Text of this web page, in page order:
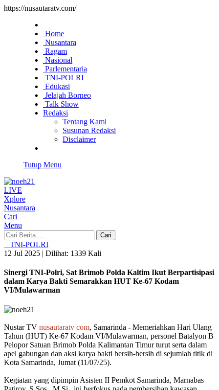
https://nusautaratv.com/
Home
Nusantara
Ragam
Nasional
Parlementaria
TNI-POLRI
Edukasi
Jelajah Borneo
Talk Show
Redaksi
Tentang Kami
Susunan Redaksi
Disclaimer
Tutup Menu
LIVE
Xplore
Nusantara
Cari
Menu
Cari
TNI-POLRI
12 Jul 2025 | Dilihat: 1339 Kali
Sinergi TNI-Polri, Sat Brimob Polda Kaltim Ikut Berpartisipasi
dalam Karya Bakti Semarakkan HUT Ke-67 Kodam
VI/Mulawarman
Nustar TV nusautaratv com, Samarinda - Memeriahkan Hari Ulang
Tahun (HUT) Ke-67 Kodam VI/Mulawarman, personel Batalyon B
Pelopor Satuan Brimob Polda Kalimantan Timur turut serta dalam
apel gabungan dan aksi karya bakti bersih-bersih di sejumlah titik di
Kota Samarinda, Jumat (11/07/25).
Kegiatan yang dipimpin Asisten II Pemkot Samarinda, Marnabas